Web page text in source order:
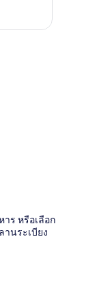
ร หรือเลือก
นระเบียง